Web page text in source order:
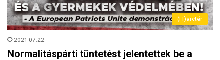
(H)arctér
2021.07.22.
Normalitáspárti tüntetést jelentettek be a